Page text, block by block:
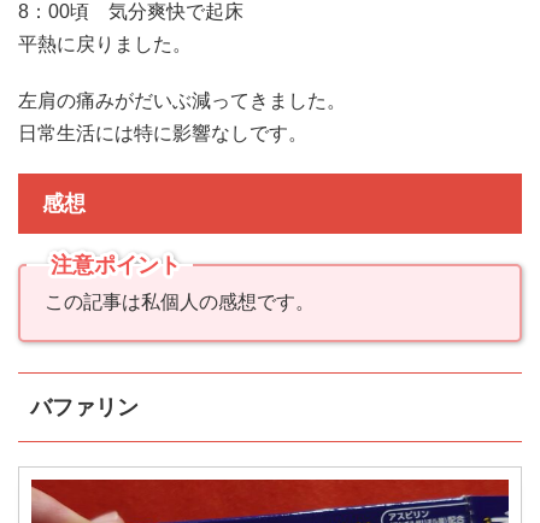
8：00頃 気分爽快で起床
平熱に戻りました。
左肩の痛みがだいぶ減ってきました。
日常生活には特に影響なしです。
感想
注意ポイント
この記事は私個人の感想です。
バファリン